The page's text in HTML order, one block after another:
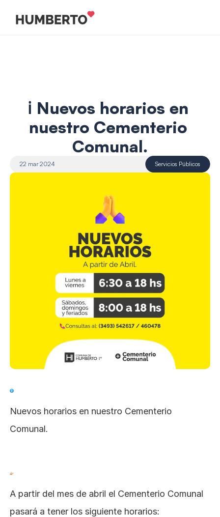
ℹ️ Nuevos horarios en
nuestro Cementerio
Comunal.
22 mar 2024 Servicios Públicos
Nuevos horarios en nuestro Cementerio
Comunal.
A partir del mes de abril el Cementerio Comunal
pasará a tener los siguiente horarios: